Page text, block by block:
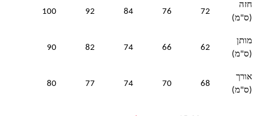
חזה
(ס"מ)
72
76
84
92
100
מותן
(ס"מ)
62
66
74
82
90
אורך
(ס"מ)
68
70
74
77
80